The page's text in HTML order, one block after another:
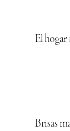
El
Brisas